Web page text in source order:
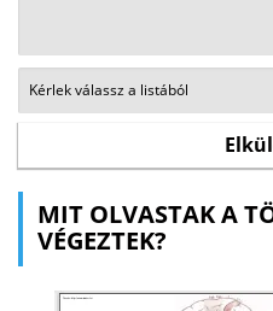
MIT OLVASTAK A
VÉGEZTEK?